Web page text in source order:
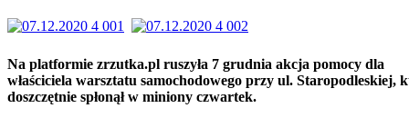
Na platformie zrzutka.pl ruszyła 7 grudnia akcja pomocy dla
właściciela warsztatu samochodowego przy ul. Staropodleskiej,
doszczętnie spłonął w miniony czwartek.